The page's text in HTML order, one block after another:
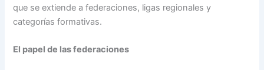
que se extiende a federaciones, ligas regionales y
categorías formativas.
El papel de las federaciones